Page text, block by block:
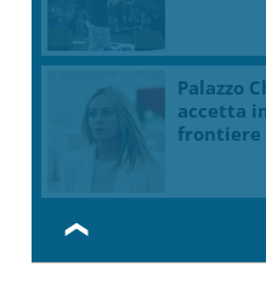
Palazzo
accetta
frontiere
❮